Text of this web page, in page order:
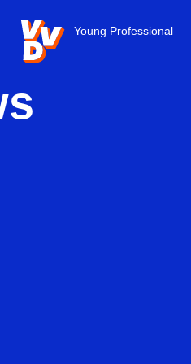
VVD.nl - Ga naar de homepage
Young Professional